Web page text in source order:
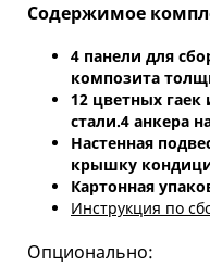
Содержимое
4 панели для
композита
12 цветных
стали.4 анкера
Настенная
крышку
Картонная
Инструкция по
Опционально: